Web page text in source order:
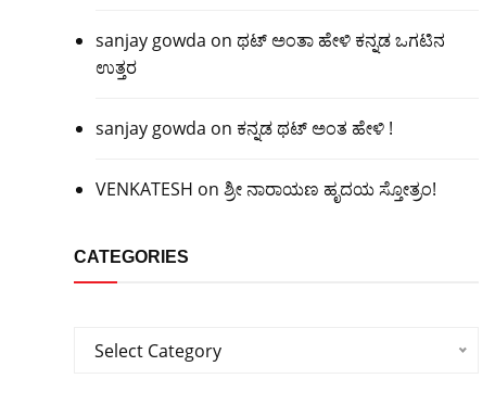
sanjay gowda on ಥಟ್ ಅಂತಾ ಹೇಳಿ ಕನ್ನಡ ಒಗಟಿನ
ಉತ್ತರ
sanjay gowda on ಕನ್ನಡ ಥಟ್ ಅಂತ ಹೇಳಿ !
VENKATESH on ಶ್ರೀ ನಾರಾಯಣ ಹೃದಯ ಸ್ತೋತ್ರಂ!
CATEGORIES
Categories
Select Category